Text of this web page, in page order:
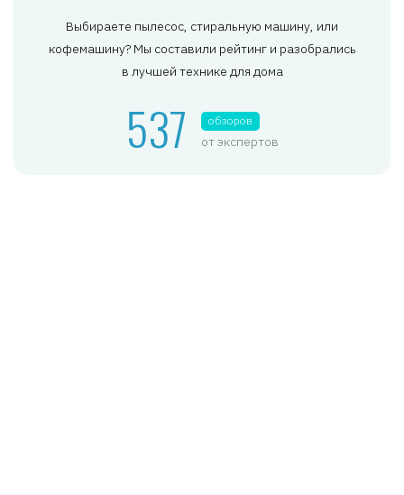
Выбираете пылесос, стиральную машину, или
кофемашину? Мы составили рейтинг и разобрались
в лучшей технике для дома
537 обзоров
от экспертов